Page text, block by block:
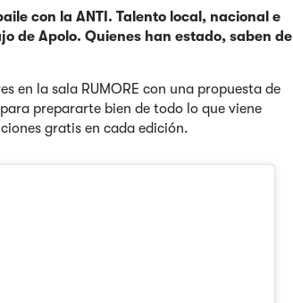
con la ANTI. Talento local, nacional e
de Apolo. Quienes han estado, saben de
en la sala RUMORE con una propuesta de
prepararte bien de todo lo que viene
gratis en cada edición.